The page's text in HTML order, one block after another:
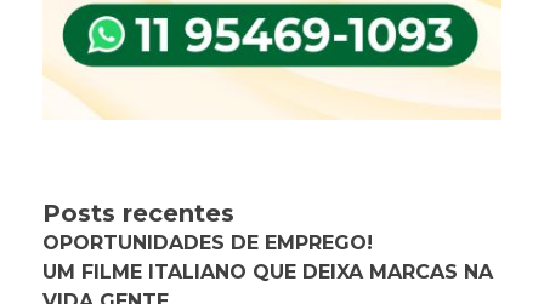
Posts recentes
OPORTUNIDADES DE EMPREGO!
UM FILME ITALIANO QUE DEIXA MARCAS NA